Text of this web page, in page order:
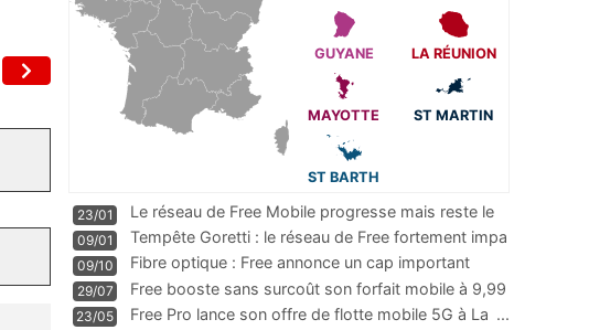
GUYANE LA RÉUNION
MAYOTTE ST MARTIN
ST BARTH
23/01
Le réseau de Free Mobile progresse mais reste le
m
...
09/01
Tempête Goretti : le réseau de Free fortement impa
09/10
Fibre optique : Free annonce un cap important
pass
...
29/07
Free booste sans surcoût son forfait mobile à 9,99
23/05 Free Pro lance son offre de flotte mobile 5G à La ...